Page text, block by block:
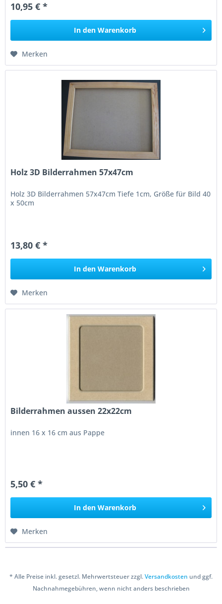
10,95 € *
In den Warenkorb
Merken
Holz 3D Bilderrahmen 57x47cm
Holz 3D Bilderrahmen 57x47cm Tiefe 1cm, Größe für Bild 40
x 50cm
13,80 € *
In den Warenkorb
Merken
Bilderrahmen aussen 22x22cm
innen 16 x 16 cm aus Pappe
5,50 € *
In den Warenkorb
Merken
* Alle Preise inkl. gesetzl. Mehrwertsteuer zzgl.Versandkosten und ggf.
Nachnahmegebühren, wenn nicht anders beschrieben